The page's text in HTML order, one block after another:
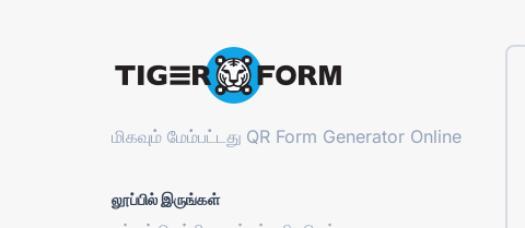
மிகவும் மேம்பட்டது QR Form Generator Online
லூப்பில் இருங்கள்